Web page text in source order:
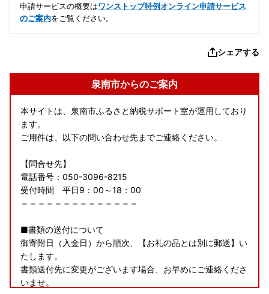
申請サービスの概要はワンストップ特例オンライン申請サービス
のご案内をご覧ください。
シェアする
泉南市からのご案内
本サイトは、泉南市ふるさと納税サポート室が運用しており
ます。
ご用件は、以下の問い合わせ先までご連絡ください。
【問合せ先】
電話番号：050-3096-8215
受付時間 平日9：00～18：00
＝＝＝＝＝＝＝＝＝＝＝＝＝＝
■書類の送付について
御寄附日（入金日）から順次、【お礼の品とは別に郵送】い
たします。
書類送付先に変更がございます場合、お早めにご連絡くださ
いませ。